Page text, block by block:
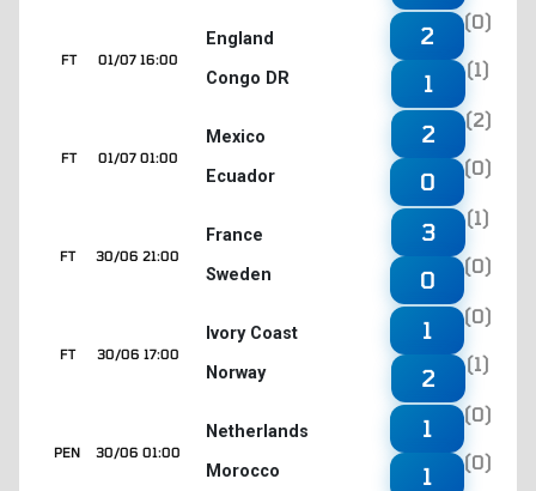
01/07 16:00
FT
England
Congo DR
2
(0)
1
(1)
01/07 01:00
FT
Mexico
Ecuador
2
(2)
0
(0)
30/06 21:00
FT
France
Sweden
3
(1)
0
(0)
30/06 17:00
FT
Ivory Coast
Norway
1
(0)
2
(1)
30/06 01:00
PEN
Netherlands
Morocco
1
(0)
1
(0)